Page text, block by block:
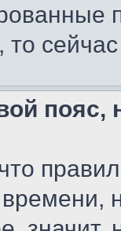
то
пояс,